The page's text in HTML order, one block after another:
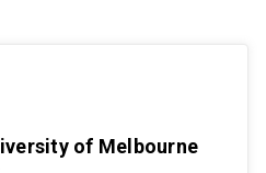
of Melbourne